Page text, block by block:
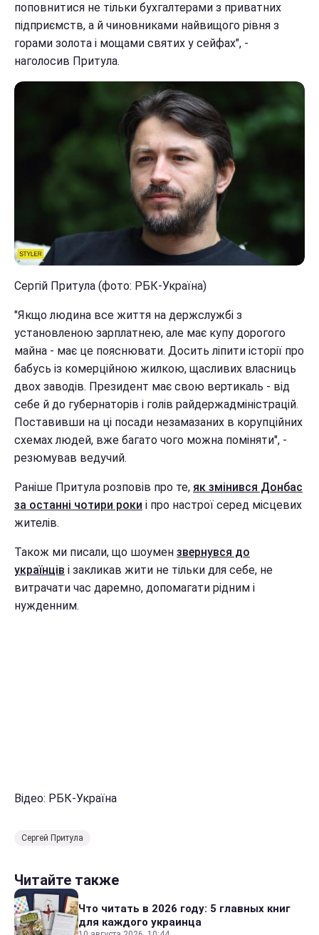
поповнитися не тільки бухгалтерами з приватних
підприємств, а й чиновниками найвищого рівня з
горами золота і мощами святих у сейфах", -
наголосив Притула.
Сергій Притула (фото: РБК-Україна)
"Якщо людина все життя на держслужбі з
установленою зарплатнею, але має купу дорогого
майна - має це пояснювати. Досить ліпити історії про
бабусь із комерційною жилкою, щасливих власниць
двох заводів. Президент має свою вертикаль - від
себе й до губернаторів і голів райдержадміністрацій.
Поставивши на ці посади незамазаних в корупційних
схемах людей, вже багато чого можна поміняти", -
резюмував ведучий.
Раніше Притула розповів про те, як змінився Донбас
за останні чотири роки і про настрої серед місцевих
жителів.
Також ми писали, що шоумен звернувся до
українців і закликав жити не тільки для себе, не
витрачати час даремно, допомагати рідним і
нужденним.
Відео: РБК-Україна
Сергей Притула
Читайте также
Что читать в 2026 году: 5 главных книг
для каждого украинца